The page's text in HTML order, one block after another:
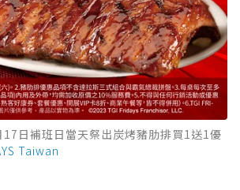
日補班日當天祭出炭烤豬肋排買1送1優
Taiwan